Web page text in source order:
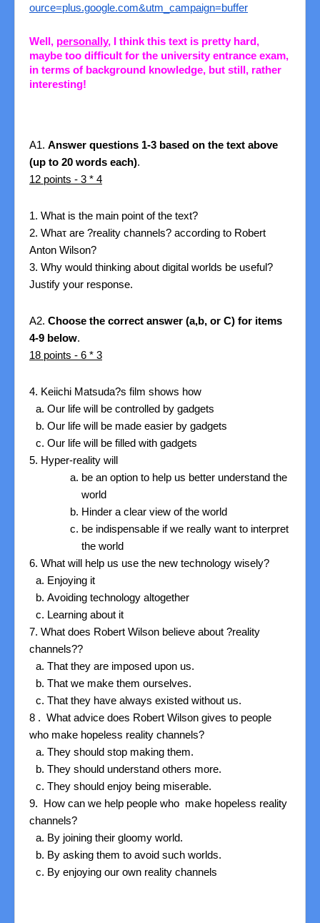
ource=plus.google.com&utm_campaign=buffer
Well, personally, I think this text is pretty hard,
maybe too difficult for the university entrance exam,
in terms of background knowledge, but still, rather
interesting!
A1. Answer questions 1-3 based on the text above
(up to 20 words each).
12 points - 3 * 4
1. What is the main point of the text?
2. Whaτ are ?reality channels? according to Robert
Anton Wilson?
3. Why would thinking about digital worlds be useful?
Justify your response.
A2. Choose the correct answer (a,b, or C) for items
4-9 below.
18 points - 6 * 3
4. Keiichi Matsuda?s film shows how
Our life will be controlled by gadgets
Our life will be made easier by gadgets
Our life will be filled with gadgets
5. Hyper-reality will
be an option to help us better understand the
world
Hinder a clear view of the world
be indispensable if we really want to interpret
the world
6. What will help us use the new technology wisely?
Enjoying it
Avoiding technology altogether
Learning about it
7. What does Robert Wilson believe about ?reality
channels??
That they are imposed upon us.
That we make them ourselves.
That they have always existed without us.
8 . What advice does Robert Wilson gives to people
who make hopeless reality channels?
They should stop making them.
They should understand others more.
They should enjoy being miserable.
9. How can we help people who make hopeless reality
channels?
By joining their gloomy world.
By asking them to avoid such worlds.
By enjoying our own reality channels